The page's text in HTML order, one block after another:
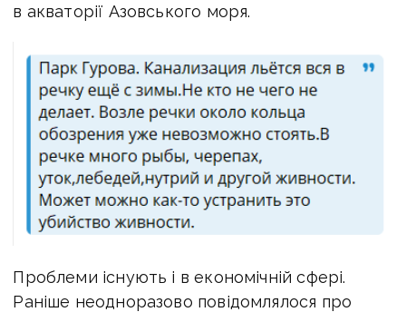
в акваторії Азовського моря.
Проблеми існують і в економічній сфері.
Раніше неодноразово повідомлялося про